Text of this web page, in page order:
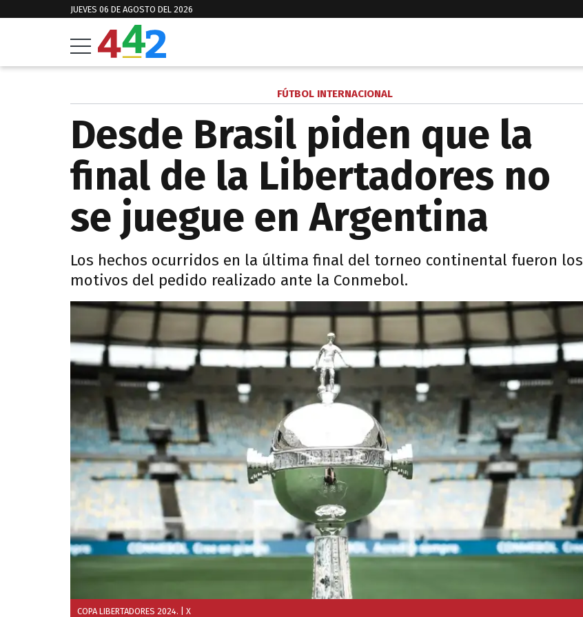
JUEVES 06 DE AGOSTO DEL 2026
FÚTBOL INTERNACIONAL
Desde Brasil piden que la
final de la Libertadores no
se juegue en Argentina
Los hechos ocurridos en la última final del torneo continental fueron los
motivos del pedido realizado ante la Conmebol.
COPA LIBERTADORES 2024. | X